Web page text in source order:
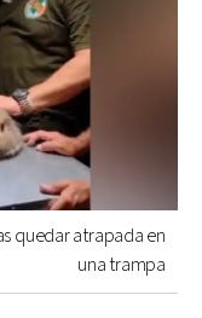
quedar atrapada en
una trampa